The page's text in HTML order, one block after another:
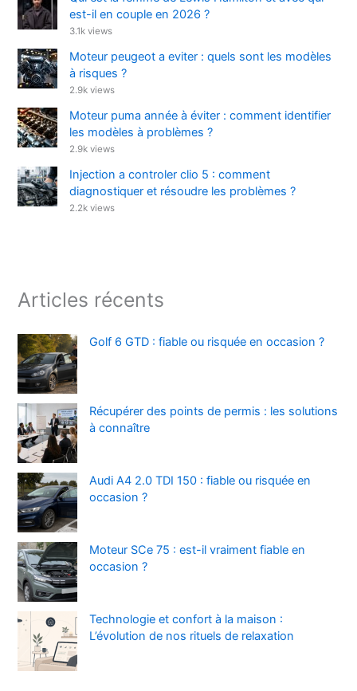
est-il en couple en 2026 ?
3.1k views
Moteur peugeot a eviter : quels sont les modèles
à risques ?
2.9k views
Moteur puma année à éviter : comment identifier
les modèles à problèmes ?
2.9k views
Injection a controler clio 5 : comment
diagnostiquer et résoudre les problèmes ?
2.2k views
Articles récents
Golf 6 GTD : fiable ou risquée en occasion ?
Récupérer des points de permis : les solutions
à connaître
Audi A4 2.0 TDI 150 : fiable ou risquée en
occasion ?
Moteur SCe 75 : est-il vraiment fiable en
occasion ?
Technologie et confort à la maison :
L’évolution de nos rituels de relaxation